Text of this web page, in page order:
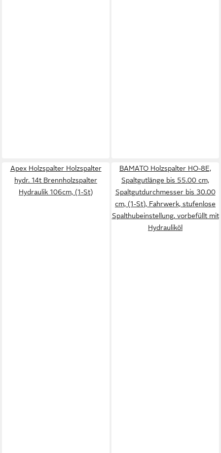
Apex Holzspalter Holzspalter
hydr. 14t Brennholzspalter
Hydraulik 106cm, (1-St)
BAMATO Holzspalter HO-8E,
Spaltgutlänge bis 55.00 cm,
Spaltgutdurchmesser bis 30.00
cm, (1-St), Fahrwerk, stufenlose
Spalthubeinstellung, vorbefüllt mit
Hydrauliköl